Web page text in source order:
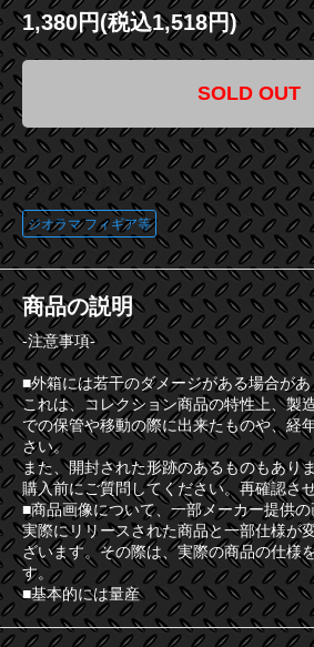
1,380円(税込1,518円)
SOLD OUT
この商品に登録されているタグ
ジオラマ フィギア等
商品の説明
-注意事項-
■外箱には若干のダメージがある場合があ
これは、コレクション商品の特性上、製
での保管や移動の際に出来たものや、経
さい。
また、開封された形跡のあるものもあり
購入前にご質問してください。再確認さ
■商品画像について、一部メーカー提供
実際にリリースされた商品と一部仕様が
ざいます。その際は、実際の商品の仕様
す。
■基本的には量産